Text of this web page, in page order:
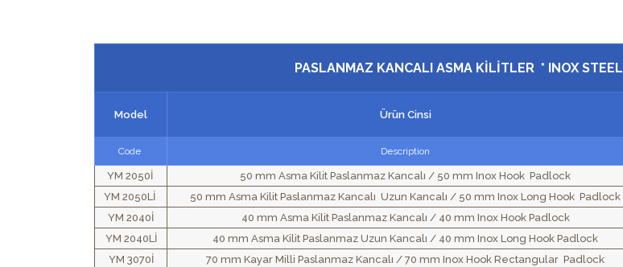
PASLANMAZ KANCALI ASMA KİLİTLER * INOX
Model Ürün Cinsi
Code Description
YM 2050İ 50 mm Asma Kilit Paslanmaz Kancalı / 50 mm Inox Hook Padlock
YM 2050Lİ
50 mm Asma Kilit Paslanmaz Kancalı Uzun Kancalı / 50 mm Inox Long Hook Padlock
YM 2040İ
40 mm Asma Kilit Paslanmaz Kancalı / 40 mm Inox Hook Padlock
YM 2040Lİ
40 mm Asma Kilit Paslanmaz Uzun Kancalı / 40 mm Inox Long Hook Padlock
YM 3070İ
70 mm Kayar Milli Paslanmaz Kancalı / 70 mm Inox Hook Rectangular Padlock